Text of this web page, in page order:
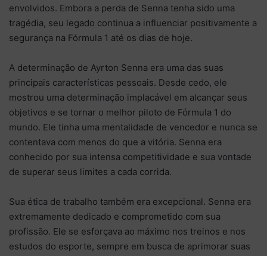
envolvidos. Embora a perda de Senna tenha sido uma
tragédia, seu legado continua a influenciar positivamente a
segurança na Fórmula 1 até os dias de hoje.
A determinação de Ayrton Senna era uma das suas
principais características pessoais. Desde cedo, ele
mostrou uma determinação implacável em alcançar seus
objetivos e se tornar o melhor piloto de Fórmula 1 do
mundo. Ele tinha uma mentalidade de vencedor e nunca se
contentava com menos do que a vitória. Senna era
conhecido por sua intensa competitividade e sua vontade
de superar seus limites a cada corrida.
Sua ética de trabalho também era excepcional. Senna era
extremamente dedicado e comprometido com sua
profissão. Ele se esforçava ao máximo nos treinos e nos
estudos do esporte, sempre em busca de aprimorar suas